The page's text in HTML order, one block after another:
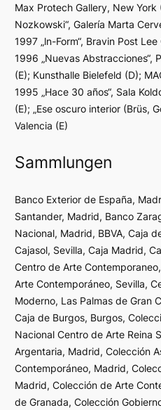
Max Protech Gallery, New York
Nozkowski“, Galería Marta
1997 „ln-Form“, Bravin Post
1996 „Nuevas Abstracciones“,
(E); Kunsthalle Bielefeld (D);
1995 „Hace 30 años“, Sala
(E); „Ese oscuro interior (Brüs,
Valencia (E)
Sammlungen
Banco Exterior de España,
Santander, Madrid, Banco
Nacional, Madrid, BBVA, Caja
Cajasol, Sevilla, Caja Madrid,
Centro de Arte
Arte Contemporáneo, Sevilla,
Moderno, Las Palmas de Gran
Caja de Burgos, Burgos,
Nacional Centro de Arte Reina
Argentaria, Madrid, Colección
Contemporáneo, Madrid,
Madrid, Colección de Arte
de Granada, Colección